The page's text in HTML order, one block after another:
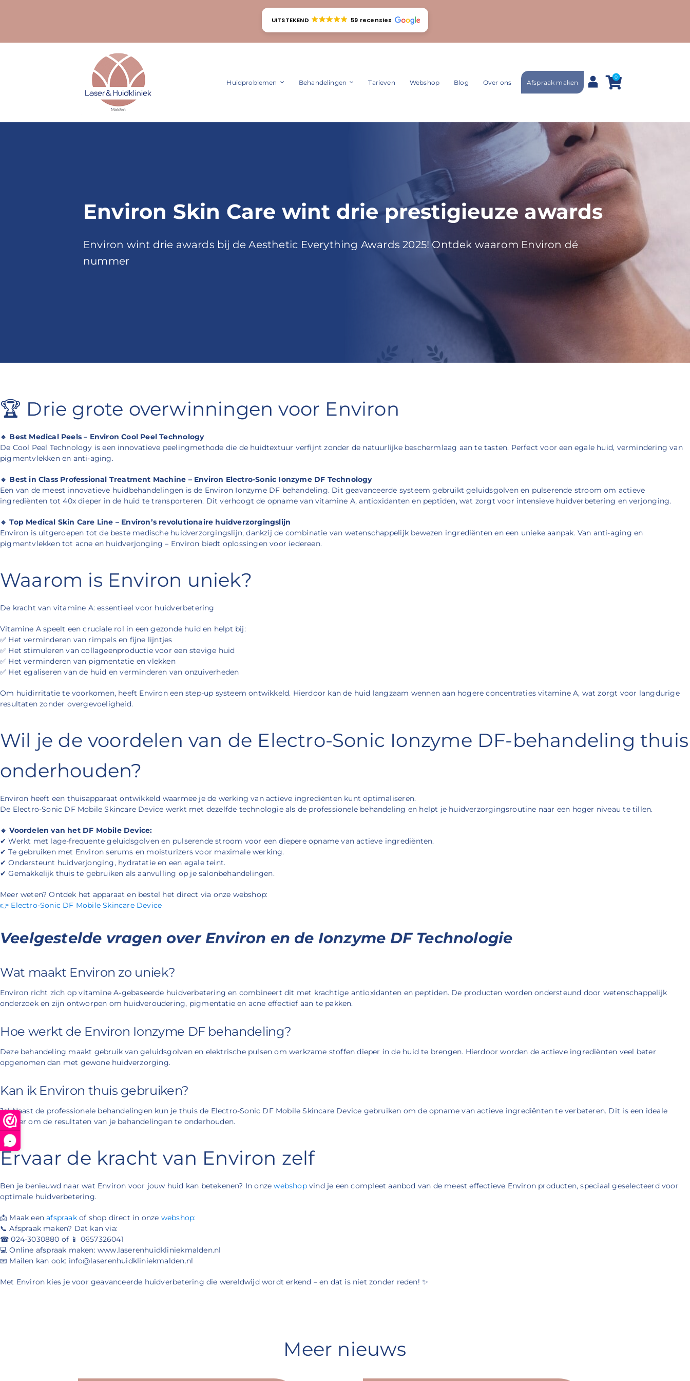
-
UITSTEKEND 59 recensies
Huidproblemen Behandelingen Tarieven Webshop Blog Over ons Afspraak maken
0
Environ Skin Care wint drie prestigieuze awards
Environ wint drie awards bij de Aesthetic Everything Awards 2025! Ontdek waarom Environ dé
nummer
🏆 Drie grote overwinningen voor Environ
🔹 Best Medical Peels – Environ Cool Peel Technology
De Cool Peel Technology is een innovatieve peelingmethode die de huidtextuur verfijnt zonder de natuurlijke beschermlaag aan te tasten. Perfect voor een egale huid, vermindering van
pigmentvlekken en anti-aging.
🔹 Best in Class Professional Treatment Machine – Environ Electro-Sonic Ionzyme DF Technology
Een van de meest innovatieve huidbehandelingen is de Environ Ionzyme DF behandeling. Dit geavanceerde systeem gebruikt geluidsgolven en pulserende stroom om actieve
ingrediënten tot 40x dieper in de huid te transporteren. Dit verhoogt de opname van vitamine A, antioxidanten en peptiden, wat zorgt voor intensieve huidverbetering en verjonging.
🔹 Top Medical Skin Care Line – Environ’s revolutionaire huidverzorgingslijn
Environ is uitgeroepen tot de beste medische huidverzorgingslijn, dankzij de combinatie van wetenschappelijk bewezen ingrediënten en een unieke aanpak. Van anti-aging en
pigmentvlekken tot acne en huidverjonging – Environ biedt oplossingen voor iedereen.
Waarom is Environ uniek?
De kracht van vitamine A: essentieel voor huidverbetering
Vitamine A speelt een cruciale rol in een gezonde huid en helpt bij:
✅ Het verminderen van rimpels en fijne lijntjes
✅ Het stimuleren van collageenproductie voor een stevige huid
✅ Het verminderen van pigmentatie en vlekken
✅ Het egaliseren van de huid en verminderen van onzuiverheden
Om huidirritatie te voorkomen, heeft Environ een step-up systeem ontwikkeld. Hierdoor kan de huid langzaam wennen aan hogere concentraties vitamine A, wat zorgt voor langdurige
resultaten zonder overgevoeligheid.
Wil je de voordelen van de Electro-Sonic Ionzyme DF-behandeling thuis
onderhouden?
Environ heeft een thuisapparaat ontwikkeld waarmee je de werking van actieve ingrediënten kunt optimaliseren.
De Electro-Sonic DF Mobile Skincare Device werkt met dezelfde technologie als de professionele behandeling en helpt je huidverzorgingsroutine naar een hoger niveau te tillen.
🔹 Voordelen van het DF Mobile Device:
✔ Werkt met lage-frequente geluidsgolven en pulserende stroom voor een diepere opname van actieve ingrediënten.
✔ Te gebruiken met Environ serums en moisturizers voor maximale werking.
✔ Ondersteunt huidverjonging, hydratatie en een egale teint.
✔ Gemakkelijk thuis te gebruiken als aanvulling op je salonbehandelingen.
Meer weten? Ontdek het apparaat en bestel het direct via onze webshop:
👉 Electro-Sonic DF Mobile Skincare Device
Veelgestelde vragen over Environ en de Ionzyme DF Technologie
Wat maakt Environ zo uniek?
Environ richt zich op vitamine A-gebaseerde huidverbetering en combineert dit met krachtige antioxidanten en peptiden. De producten worden ondersteund door wetenschappelijk
onderzoek en zijn ontworpen om huidveroudering, pigmentatie en acne effectief aan te pakken.
Hoe werkt de Environ Ionzyme DF behandeling?
Deze behandeling maakt gebruik van geluidsgolven en elektrische pulsen om werkzame stoffen dieper in de huid te brengen. Hierdoor worden de actieve ingrediënten veel beter
opgenomen dan met gewone huidverzorging.
Kan ik Environ thuis gebruiken?
Ja! Naast de professionele behandelingen kun je thuis de Electro-Sonic DF Mobile Skincare Device gebruiken om de opname van actieve ingrediënten te verbeteren. Dit is een ideale
manier om de resultaten van je behandelingen te onderhouden.
Ervaar de kracht van Environ zelf
Ben je benieuwd naar wat Environ voor jouw huid kan betekenen? In onzewebshopvind je een compleet aanbod van de meest effectieve Environ producten, speciaal geselecteerd voor
optimale huidverbetering.
📩 Maak eenafspraakof shop direct in onze webshop:
📞 Afspraak maken? Dat kan via:
☎ 024-3030880 of 📱 0657326041
💻 Online afspraak maken: www.laserenhuidkliniekmalden.nl
📧 Mailen kan ook: info@laserenhuidkliniekmalden.nl
Met Environ kies je voor geavanceerde huidverbetering die wereldwijd wordt erkend – en dat is niet zonder reden! ✨
Meer nieuws